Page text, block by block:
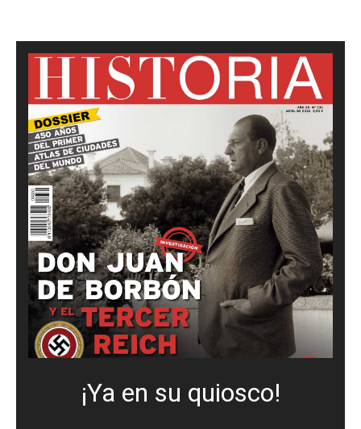
¡Ya en su quiosco!